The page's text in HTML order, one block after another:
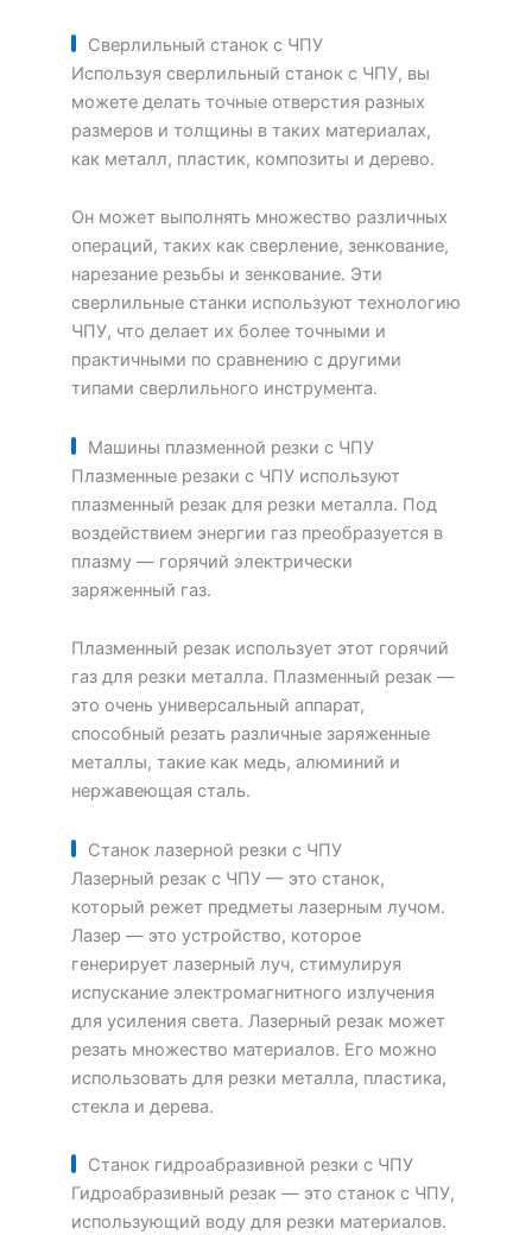
Сверлильный станок с ЧПУ
Используя сверлильный станок с ЧПУ, вы
можете делать точные отверстия разных
размеров и толщины в таких материалах,
как металл, пластик, композиты и дерево.
Он может выполнять множество различных
операций, таких как сверление, зенкование,
нарезание резьбы и зенкование. Эти
сверлильные станки используют технологию
ЧПУ, что делает их более точными и
практичными по сравнению с другими
типами сверлильного инструмента.
Машины плазменной резки с ЧПУ
Плазменные резаки с ЧПУ используют
плазменный резак для резки металла. Под
воздействием энергии газ преобразуется в
плазму — горячий электрически
заряженный газ.
Плазменный резак использует этот горячий
газ для резки металла. Плазменный резак —
это очень универсальный аппарат,
способный резать различные заряженные
металлы, такие как медь, алюминий и
нержавеющая сталь.
Станок лазерной резки с ЧПУ
Лазерный резак с ЧПУ — это станок,
который режет предметы лазерным лучом.
Лазер — это устройство, которое
генерирует лазерный луч, стимулируя
испускание электромагнитного излучения
для усиления света. Лазерный резак может
резать множество материалов. Его можно
использовать для резки металла, пластика,
стекла и дерева.
Станок гидроабразивной резки с ЧПУ
Гидроабразивный резак — это станок с ЧПУ,
использующий воду для резки материалов.